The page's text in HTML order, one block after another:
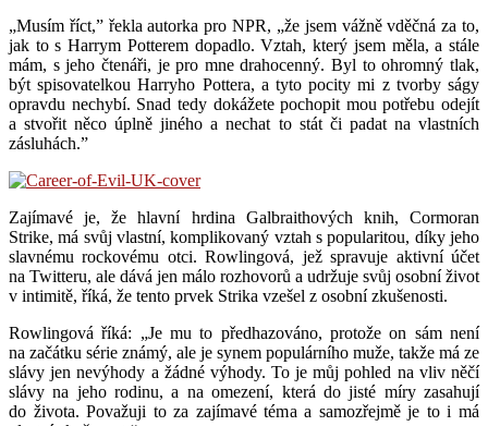
„Musím říct,” řekla autorka pro NPR, „že jsem vážně vděčná za to,
jak to s Harrym Potterem dopadlo. Vztah, který jsem měla, a stále
mám, s jeho čtenáři, je pro mne drahocenný. Byl to ohromný tlak,
být spisovatelkou Harryho Pottera, a tyto pocity mi z tvorby ságy
opravdu nechybí. Snad tedy dokážete pochopit mou potřebu odejít
a stvořit něco úplně jiného a nechat to stát či padat na vlastních
zásluhách.”
Zajímavé je, že hlavní hrdina Galbraithových knih, Cormoran
Strike, má svůj vlastní, komplikovaný vztah s popularitou, díky jeho
slavnému rockovému otci. Rowlingová, jež spravuje aktivní účet
na Twitteru, ale dává jen málo rozhovorů a udržuje svůj osobní život
v intimitě, říká, že tento prvek Strika vzešel z osobní zkušenosti.
Rowlingová říká: „Je mu to předhazováno, protože on sám není
na začátku série známý, ale je synem populárního muže, takže má ze
slávy jen nevýhody a žádné výhody. To je můj pohled na vliv něčí
slávy na jeho rodinu, a na omezení, která do jisté míry zasahují
do života. Považuji to za zajímavé téma a samozřejmě je to i má